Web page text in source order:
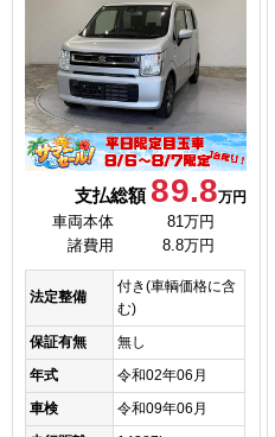
支払総額 89.8万円
車両本体
81万円
諸費用
8.8万円
法定整備
付き(車輌価格に含
む)
保証有無
無し
年式
令和02年06月
車検
令和09年06月